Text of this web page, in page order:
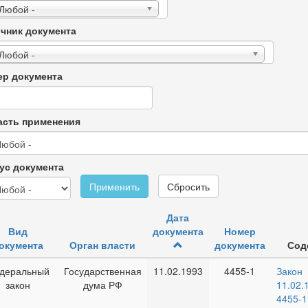
-
документа
-
документа
применения
документа
Применить
Сбросить
Вид
Орган власти
Дата
документа
Номер
документа
закон
Государственная
дума РФ
11.02.1993 4455-1